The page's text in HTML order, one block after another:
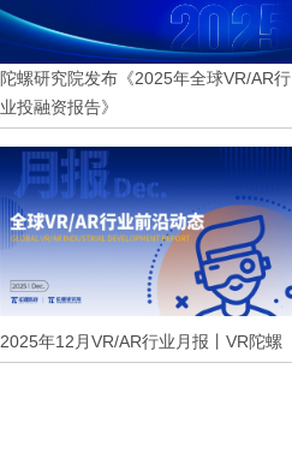
陀螺研究院发布《2025年全球VR/AR行
业投融资报告》
2025年12月VR/AR行业月报丨VR陀螺